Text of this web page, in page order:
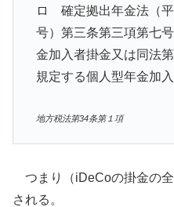
ロ 確定拠出年金法（
号）第三条第三項第七
金加入者掛金又は同法
規定する個人型年金加
地方税法第34条第１項
つまり（iDeCoの掛金の
される。